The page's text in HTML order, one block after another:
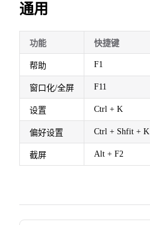
通用
功能 快捷键
帮助 F1
窗口化/全屏 F11
设置 Ctrl + K
偏好设置 Ctrl + Shfit + K
截屏 Alt + F2